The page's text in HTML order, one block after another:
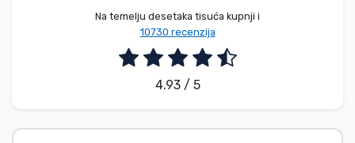
Na temelju desetaka tisuća kupnji i
10730 recenzija
4.93 / 5